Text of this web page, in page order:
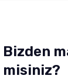
Bizden
misiniz?